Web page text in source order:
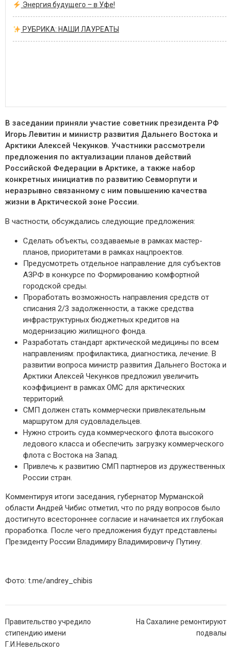
Энергия будущего – в Уфе!
РУБРИКА: НАШИ ЛАУРЕАТЫ
В заседании приняли участие советник президента РФ
Игорь Левитин и министр развития Дальнего Востока и
Арктики Алексей Чекунков. Участники рассмотрели
предложения по актуализации планов действий
Российской Федерации в Арктике, а также набор
конкретных инициатив по развитию Севморпути и
неразрывно связанному с ним повышению качества
жизни в Арктической зоне России.
В частности, обсуждались следующие предложения:
Сделать объекты, создаваемые в рамках мастер-
планов, приоритетами в рамках нацпроектов.
Предусмотреть отдельное направление для субъектов
АЗРФ в конкурсе по Формированию комфортной
городской среды.
Проработать возможность направления средств от
списания 2/3 задолженности, а также средства
инфраструктурных бюджетных кредитов на
модернизацию жилищного фонда.
Разработать стандарт арктической медицины по всем
направлениям: профилактика, диагностика, лечение. В
развитии вопроса министр развития Дальнего Востока и
Арктики Алексей Чекунков предложил увеличить
коэффициент в рамках ОМС для арктических
территорий.
СМП должен стать коммерчески привлекательным
маршрутом для судовладельцев.
Нужно строить суда коммерческого флота высокого
ледового класса и обеспечить загрузку коммерческого
флота с Востока на Запад.
Привлечь к развитию СМП партнеров из дружественных
России стран.
Комментируя итоги заседания, губернатор Мурманской
области Андрей Чибис отметил, что по ряду вопросов было
достигнуто всестороннее согласие и начинается их глубокая
проработка. После чего предложения будут представлены
Президенту России Владимиру Владимировичу Путину.
Фото: t.me/andrey_chibis
Навигация
по
записям
Правительство учредило
стипендию имени
Г.И.Невельского
На Сахалине ремонтируют
подвалы